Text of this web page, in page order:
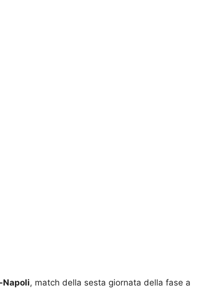
Napoli, match della sesta giornata della fase a